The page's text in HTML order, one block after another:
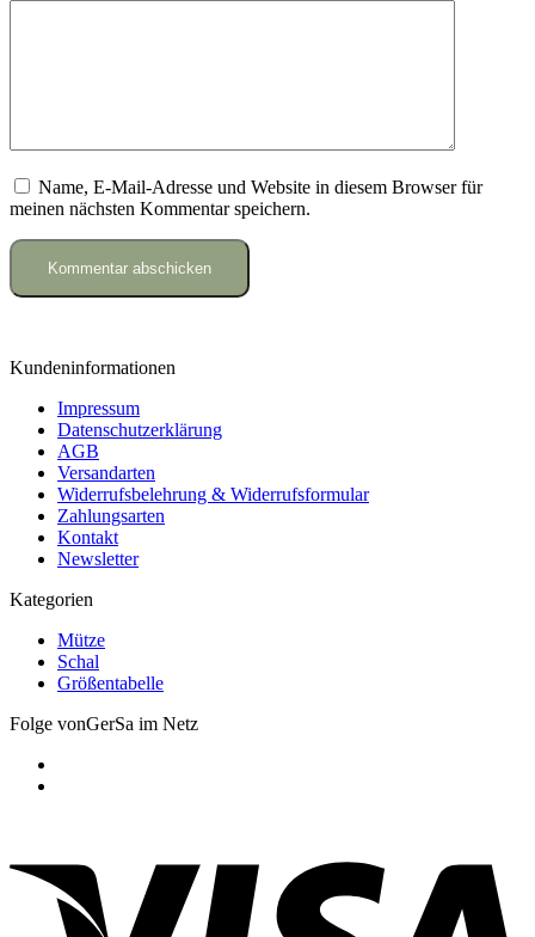
Name, E-Mail-Adresse und Website in diesem Browser für
meinen nächsten Kommentar speichern.
Kundeninformationen
Impressum
Datenschutzerklärung
AGB
Versandarten
Widerrufsbelehrung & Widerrufsformular
Zahlungsarten
Kontakt
Newsletter
Kategorien
Mütze
Schal
Größentabelle
Folge vonGerSa im Netz